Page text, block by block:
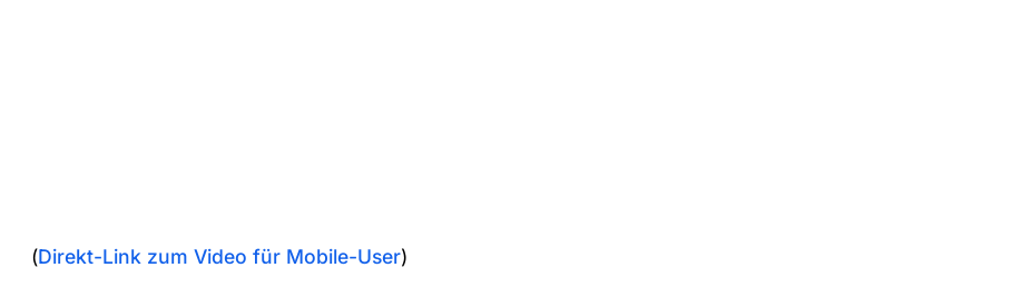
(Direkt-Link zum Video für Mobile-User)